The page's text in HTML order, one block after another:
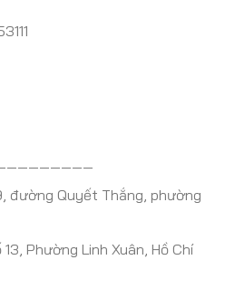
đường Quyết Thắng, phường
Phường Linh Xuân, Hồ Chí